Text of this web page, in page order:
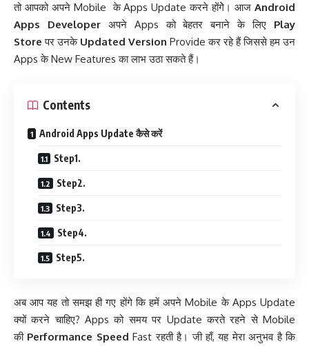
तो आपको अपने Mobile के Apps Update करने होंगेे। आज Android
Apps Developer अपने Apps को बेहतर बनाने के लिए Play
Storeपर उनके Updated Version Provide कर रहे हैं जिससे हम उन
Apps के New Features का लाभ उठा सकते हैं।
Contents
Android Apps Update कैसे करें
Step1.
Step2.
Step3.
Step4.
Step5.
अब आप यह तो समझ ही गए होंगे कि हमें अपने Mobile के Apps Update
क्यों करने चाहिए? Apps को समय पर Update करते रहने से Mobile
की Performance SpeedFast रहती है। जी हाँ, यह मेरा अनुभव है कि